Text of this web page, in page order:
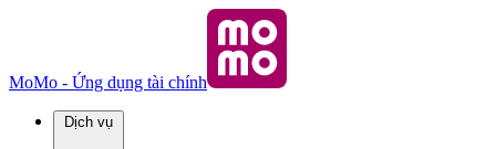
MoMo - Ứng dụng tài chính
Dịch vụ